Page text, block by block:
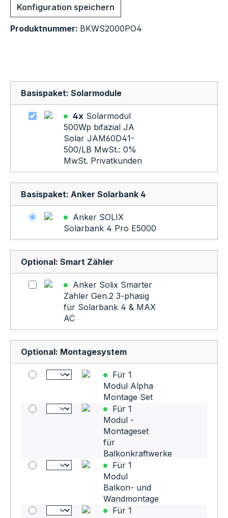
Konfiguration speichern
Produktnummer: BKWS2000PO4
Basispaket: Solarmodule
4x Solarmodul
500Wp bifazial JA
Solar JAM60D41-
500/LB MwSt.: 0%
MwSt. Privatkunden
Basispaket: Anker Solarbank 4
Anker SOLIX
Solarbank 4 Pro E5000
Optional: Smart Zähler
Anker Solix Smarter
Zähler Gen.2 3-phasig
für Solarbank 4 & MAX
AC
Optional: Montagesystem
Für 1
Modul Alpha
Montage Set
Für 1
Modul -
Montageset
für
Balkonkraftwerke
Für 1
Modul
Balkon- und
Wandmontage
Für 1